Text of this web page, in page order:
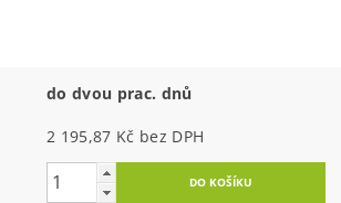
do dvou prac. dnů
2 195,87 Kč bez DPH